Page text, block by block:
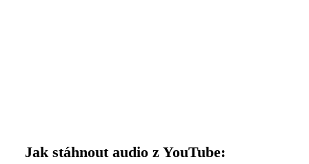
Jak stáhnout audio z YouTube: